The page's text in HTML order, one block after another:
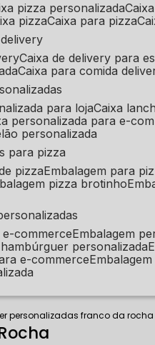
pizza personalizada
pizza caixa para pizza
delivery
caixa de delivery para
caixa para comida
para loja caixa
personalizada para e-
personalizada
para pizza
pizza
embalagem para
pizza brotinho
e-commerce
embalagem
hambúrguer personalizada
e-commerce
personalizadas franco da rocha